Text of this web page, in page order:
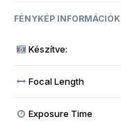
FÉNYKÉP INFORMÁCIÓK
Készítve:
Focal Length
Exposure Time